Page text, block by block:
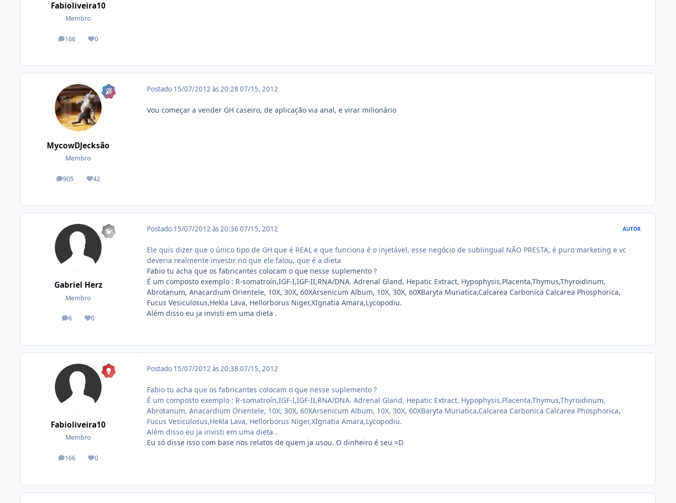
Fabioliveira10
Membro
166
posts 0
Reputação
MycowDJecksão
Membro
905
posts 42
Reputação
Postado 15/07/2012 às 20:28 07/15, 2012
Vou começar a vender GH caseiro, de aplicação via anal, e virar milionário
Gabriel Herz
Membro
6
posts 0
Reputação
Postado 15/07/2012 às 20:36 07/15, 2012 AUTOR
Ele quis dizer que o único tipo de GH que é REAL e que funciona é o injetável, esse negócio de sublingual NÃO PRESTA, é puro marketing e vc
deveria realmente investir no que ele falou, que é a dieta
Fabio tu acha que os fabricantes colocam o que nesse suplemento ?
É um composto exemplo : R-somatroín,IGF-I,IGF-II,RNA/DNA. Adrenal Gland, Hepatic Extract, Hypophysis,Placenta,Thymus,Thyroidinum,
Abrotanum, Anacardium Orientele, 10X, 30X, 60XArsenicum Album, 10X, 30X, 60XBaryta Muriatica,Calcarea Carbonica Calcarea Phosphorica,
Fucus Vesiculosus,Hekla Lava, Hellorborus Niger,XIgnatia Amara,Lycopodiu.
Além disso eu ja invisti em uma dieta .
Fabioliveira10
Membro
166
posts 0
Reputação
Postado 15/07/2012 às 20:38 07/15, 2012
Fabio tu acha que os fabricantes colocam o que nesse suplemento ?
É um composto exemplo : R-somatroín,IGF-I,IGF-II,RNA/DNA. Adrenal Gland, Hepatic Extract, Hypophysis,Placenta,Thymus,Thyroidinum,
Abrotanum, Anacardium Orientele, 10X, 30X, 60XArsenicum Album, 10X, 30X, 60XBaryta Muriatica,Calcarea Carbonica Calcarea Phosphorica,
Fucus Vesiculosus,Hekla Lava, Hellorborus Niger,XIgnatia Amara,Lycopodiu.
Além disso eu ja invisti em uma dieta .
Eu só disse isso com base nos relatos de quem ja usou. O dinheiro é seu =D